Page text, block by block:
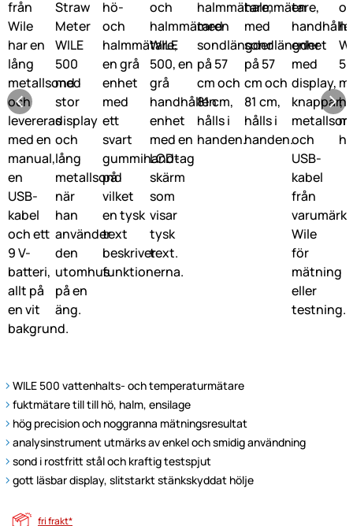
WILE 500 vattenhalts- och temperaturmätare
fuktmätare till till hö, halm, ensilage
hög precision och noggranna mätningsresultat
analysinstrument utmärks av enkel och smidig användning
sond i rostfritt stål och kraftig testspjut
gott läsbar display, slitstarkt stänkskyddat hölje
fri frakt*